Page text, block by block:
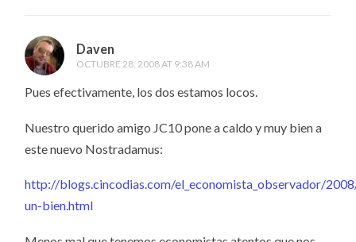
Daven
OCTUBRE 28, 2008 AT 9:38 AM
Pues efectivamente, los dos estamos locos.
Nuestro querido amigo JC10 pone a caldo y muy bien a
este nuevo Nostradamus:
http://blogs.cincodias.com/el_economista_observador/
un-bien.html